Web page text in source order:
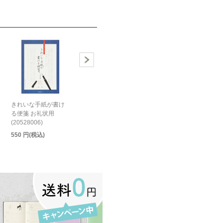
きれいな手紙が書け
る便箋 お礼状用
(20528006)
550 円(税込)